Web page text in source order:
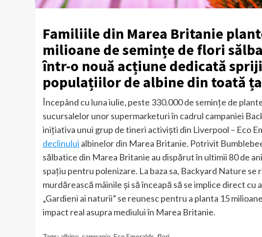
Familiile din Marea Britanie
milioane de semințe de flori
într-o nouă acțiune dedicată
populațiilor de albine din toată
Începând cu luna iulie, peste 330.000 de semințe de
sucursalelor unor supermarketuri în cadrul campaniei
inițiativa unui grup de tineri activiști din Liverpool – Eco
declinului albinelor din Marea Britanie. Potrivit
sălbatice din Marea Britanie au dispărut în ultimii 80 de
spațiu pentru polenizare. La baza sa, Backyard Nature
murdărească mâinile și să înceapă să se implice direct
„Gardieni ai naturii” se reunesc pentru a planta 15
impact real asupra mediului în Marea Britanie.